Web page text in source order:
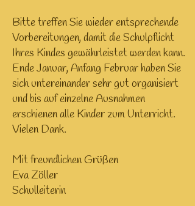
Bitte treffen Sie wieder entsprechende
Vorbereitungen, damit die Schulpflicht
Ihres Kindes gewährleistet werden kann.
Ende Januar, Anfang Februar haben Sie
sich untereinander sehr gut organisiert
und bis auf einzelne Ausnahmen
erschienen alle Kinder zum Unterricht.
Vielen Dank.
Mit freundlichen Grüßen
Eva Zöller
Schulleiterin